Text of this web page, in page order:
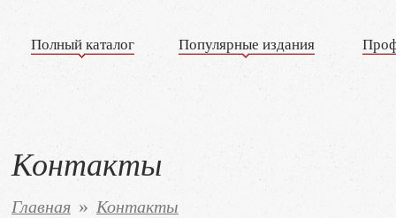
Полный каталог Популярные издания
Контакты
Главная » Контакты